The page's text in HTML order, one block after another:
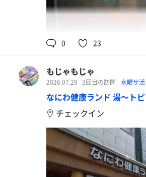
0 23
もじゃもじゃ
2026.07.29 3回目の訪問 水曜サ活
なにわ健康ランド 湯〜ト
チェックイン